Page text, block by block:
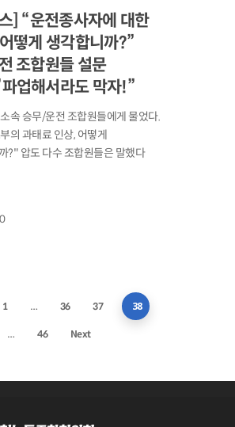
] “운전종사자에 대한
떻게 생각합니까?”
조합원들 설문
업해서라도 막자!”
속 승무/운전 조합원들에게 물었다.
의 과태료 인상, 어떻게
?" 압도 다수 조합원들은 말했다
1 … 36 37 38
… 46 Next